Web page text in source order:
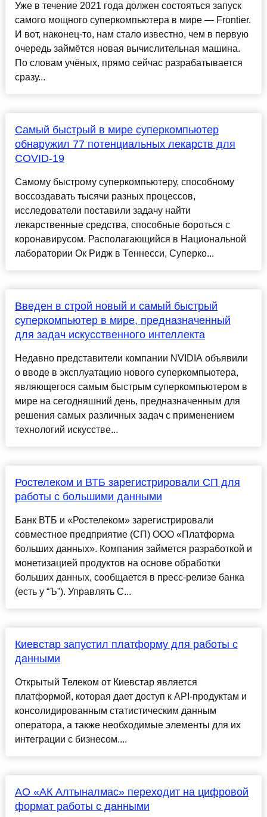
Уже в течение 2021 года должен состояться запуск
самого мощного суперкомпьютера в мире — Frontier.
И вот, наконец-то, нам стало известно, чем в первую
очередь займётся новая вычислительная машина.
По словам учёных, прямо сейчас разрабатывается
сразу...
Самый быстрый в мире суперкомпьютер
обнаружил 77 потенциальных лекарств для
COVID-19
Самому быстрому суперкомпьютеру, способному
воссоздавать тысячи разных процессов,
исследователи поставили задачу найти
лекарственные средства, способные бороться с
коронавирусом. Располагающийся в Национальной
лаборатории Ок Ридж в Теннесси, Суперко...
Введен в строй новый и самый быстрый
суперкомпьютер в мире, предназначенный
для задач искусственного интеллекта
Недавно представители компании NVIDIA объявили
о вводе в эксплуатацию нового суперкомпьютера,
являющегося самым быстрым суперкомпьютером в
мире на сегодняшний день, предназначенным для
решения самых различных задач с применением
технологий искусстве...
Ростелеком и ВТБ зарегистрировали СП для
работы с большими данными
Банк ВТБ и «Ростелеком» зарегистрировали
совместное предприятие (СП) ООО «Платформа
больших данных». Компания займется разработкой и
монетизацией продуктов на основе обработки
больших данных, сообщается в пресс-релизе банка
(есть у “Ъ”). Управлять С...
Киевстар запустил платформу для работы с
данными
Открытый Телеком от Киевстар является
платформой, которая дает доступ к API-продуктам и
консолидированным статистическим данным
оператора, а также необходимые элементы для их
интеграции с бизнесом....
АО «АК Алтыналмас» переходит на цифровой
формат работы с данными